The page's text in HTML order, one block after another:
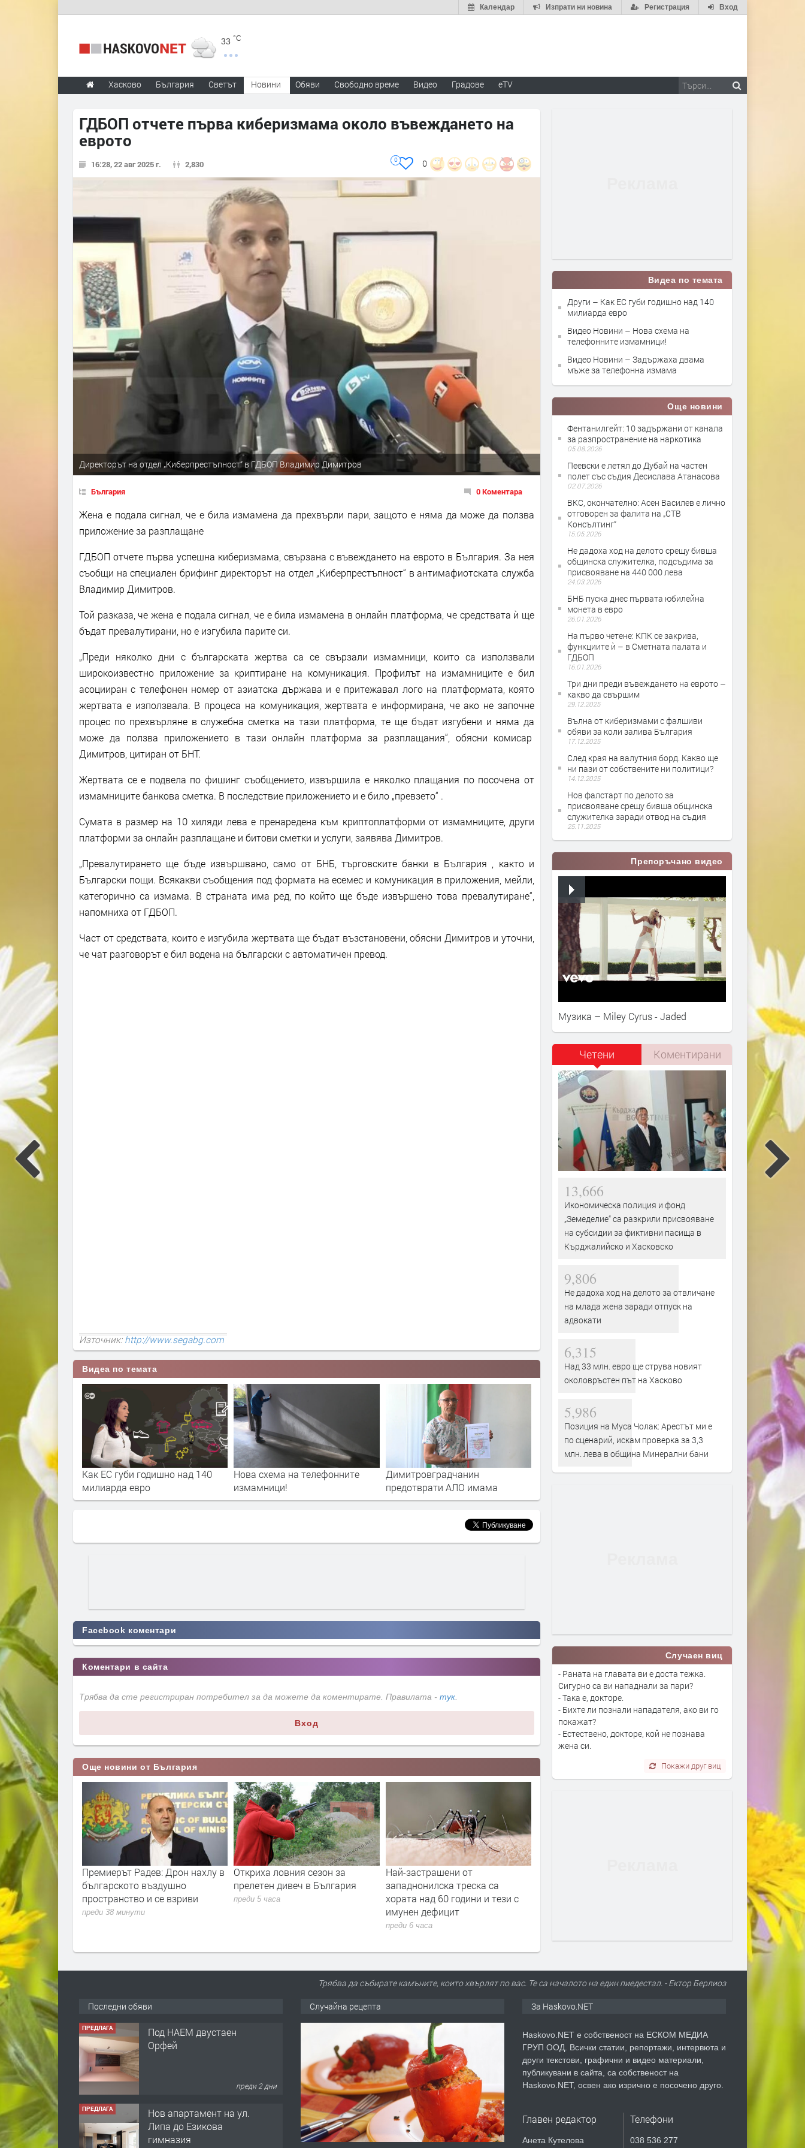
Вход
Регистрация
Изпрати ни новина
Календар
33 °C
Хасково България Светът Новини Обяви Свободно време Видео Градове eTV
ГДБОП отчете първа киберизмама около въвеждането на
еврото
16:28, 22 авг 2025 г. 2,830 0
0
Директорът на отдел „Киберпрестъпност“ в ГДБОП Владимир Димитров
България 0 Коментара
Жена е подала сигнал, че е била измамена да прехвърли пари, защото е няма да може да ползва
приложение за разплащане
ГДБОП отчете първа успешна киберизмама, свързана с въвеждането на еврото в България. За нея
съобщи на специален брифинг директорът на отдел „Киберпрестъпност“ в антимафиотската служба
Владимир Димитров.
Той разказа, че жена е подала сигнал, че е била измамена в онлайн платформа, че средствата ѝ ще
бъдат превалутирани, но е изгубила парите си.
„Преди няколко дни с българската жертва са се свързали измамници, които са използвали
широкоизвестно приложение за криптиране на комуникация. Профилът на измамниците е бил
асоцииран с телефонен номер от азиатска държава и е притежавал лого на платформата, която
жертвата е използвала. В процеса на комуникация, жертвата е информирана, че ако не започне
процес по прехвърляне в служебна сметка на тази платформа, те ще бъдат изгубени и няма да
може да ползва приложението в тази онлайн платформа за разплащания“, обясни комисар
Димитров, цитиран от БНТ.
Жертвата се е подвела по фишинг съобщението, извършила е няколко плащания по посочена от
измамниците банкова сметка. В последствие приложението и е било „превзето“ .
Сумата в размер на 10 хиляди лева е пренаредена към криптоплатформи от измамниците, други
платформи за онлайн разплащане и битови сметки и услуги, заявява Димитров.
„Превалутирането ще бъде извършвано, само от БНБ, търговските банки в България , както и
Български пощи. Всякакви съобщения под формата на есемес и комуникация в приложения, мейли,
категорично са измама. В страната има ред, по който ще бъде извършено това превалутиране“,
напомниха от ГДБОП.
Част от средствата, които е изгубила жертвата ще бъдат възстановени, обясни Димитров и уточни,
че чат разговорът е бил водена на български с автоматичен превод.
Източник:http://www.segabg.com
Видеа по темата
над 140
Нова схема на телефонните
измамници!
Димитровградчанин
предотврати АЛО имама
Задържаха двама мъже за
телефонна измама
Как ЕС губи годишно над 140
Нова схема на
Facebook коментари
Коментари в сайта
Трябва да сте регистриран потребител за да можете да коментирате. Правилата - тук.
Вход
Още новини от България
Дрон нахлу в
взриви
Откриха ловния сезон за
прелетен дивеч в България
преди 5 часа
Най-застрашени от
западнонилска треска са
хората над 60 години и тези с
Адвокат Марковски за
убийството в Пловдив: Не съм
виждал подобна жестокост и
садизъм от непълнолетни,
случаят е безпрецедентен
Поредната авария в
този път на
„Източна зона“
Видеа по темата
Други – Как ЕС губи годишно над 140
милиарда евро
Видео Новини – Нова схема на
телефонните измамници!
Видео Новини – Задържаха двама
мъже за телефонна измама
Още новини
Фентанилгейт: 10 задържани от канала
за разпространение на наркотика
05.08.2026
Пеевски е летял до Дубай на частен
полет със съдия Десислава Атанасова
02.07.2026
ВКС, окончателно: Асен Василев е лично
отговорен за фалита на „СТВ
Консълтинг“
15.05.2026
Не дадоха ход на делото срещу бивша
общинска служителка, подсъдима за
присвояване на 440 000 лева
24.03.2026
БНБ пуска днес първата юбилейна
монета в евро
26.01.2026
На първо четене: КПК се закрива,
функциите ѝ – в Сметната палата и
ГДБОП
16.01.2026
Три дни преди въвеждането на еврото –
какво да свършим
29.12.2025
Вълна от киберизмами с фалшиви
обяви за коли залива България
17.12.2025
След края на валутния борд. Какво ще
ни пази от собствените ни политици?
14.12.2025
Нов фалстарт по делото за
присвояване срещу бивша общинска
служителка заради отвод на съдия
25.11.2025
Препоръчано видео
Музика – Miley Cyrus - Jaded
Четени Коментирани
13,666
Икономическа полиция и фонд
„Земеделие“ са разкрили присвояване
на субсидии за фиктивни пасища в
Кърджалийско и Хасковско
9,806
Не дадоха ход на делото за отвличане
на млада жена заради отпуск на
адвокати
6,315
Над 33 млн. евро ще струва новият
околовръстен път на Хасково
5,986
Позиция на Муса Чолак: Арестът ми е
по сценарий, искам проверка за 3,3
млн. лева в община Минерални бани
Случаен виц
- Раната на главата ви е доста тежка.
Сигурно са ви нападнали за пари?
- Така е, докторе.
- Бихте ли познали нападателя, ако ви го
покажат?
- Естествено, докторе, кой не познава
жена си.
Покажи друг виц
Трябва да събирате камъните, които хвърлят по вас. Те са началото на един пиедестал. - Ектор Берлиоз
Последни обяви
ПРЕДЛАГА
Нов апартамент на ул.
Липа до Езикова
преди 2 дни
ПРЕДЛАГА
🔑 ОБЗАВЕДЕНА
ГАРСОНИЕРА ПОД
НАЕМ В КВ. „ОРФЕЙ“ –
Случайна рецепта За Haskovo.NET
Haskovo.NET е собственост на ЕСКОМ МЕДИА
ГРУП ООД. Всички статии, репортажи, интервюта и
други текстови, графични и видео материали,
публикувани в сайта, са собственост на
Haskovo.NET, освен ако изрично е посочено друго.
Главен редактор
Анета Кутелова
Телефони
038 536 277